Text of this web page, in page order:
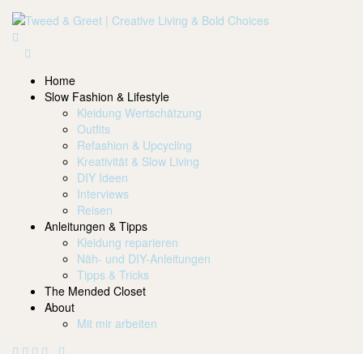
Home
Slow Fashion & Lifestyle
Kleidung Wertschätzung
Outfits
Refashion & Upcycling
Kreativität & Slow Living
DIY Ideen
Interviews
Reisen
Anleitungen & Tipps
Kleidung reparieren
Näh- und DIY-Anleitungen
Tipps & Tricks
The Mended Closet
About
Mit mir arbeiten